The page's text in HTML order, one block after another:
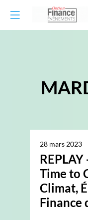
28 mars 2023
Time to
Climat,
Finance